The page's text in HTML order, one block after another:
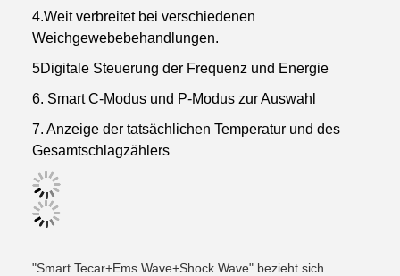
4.Weit verbreitet bei verschiedenen
Weichgewebebehandlungen.
5Digitale Steuerung der Frequenz und Energie
6. Smart C-Modus und P-Modus zur Auswahl
7. Anzeige der tatsächlichen Temperatur und des
Gesamtschlagzählers
"Smart Tecar+Ems Wave+Shock Wave" bezieht sich